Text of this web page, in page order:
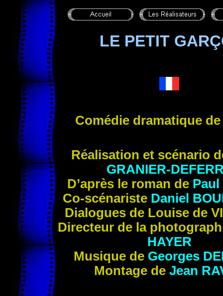
LE PETIT
Comédie dramatique
Réalisation et scénario
GRANIER-
D’après le roman de Paul
Co-scénariste Daniel
Dialogues de Louise de
Directeur de la
HAYER
Musique de Georges
Montage de Jean